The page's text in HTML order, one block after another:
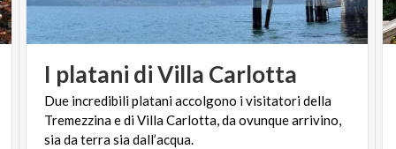
I platani diVilla Carlotta
Due incredibili platani accolgono i visitatori della
Tremezzina e di Villa Carlotta, da ovunque arrivino,
sia da terra sia dall’acqua.